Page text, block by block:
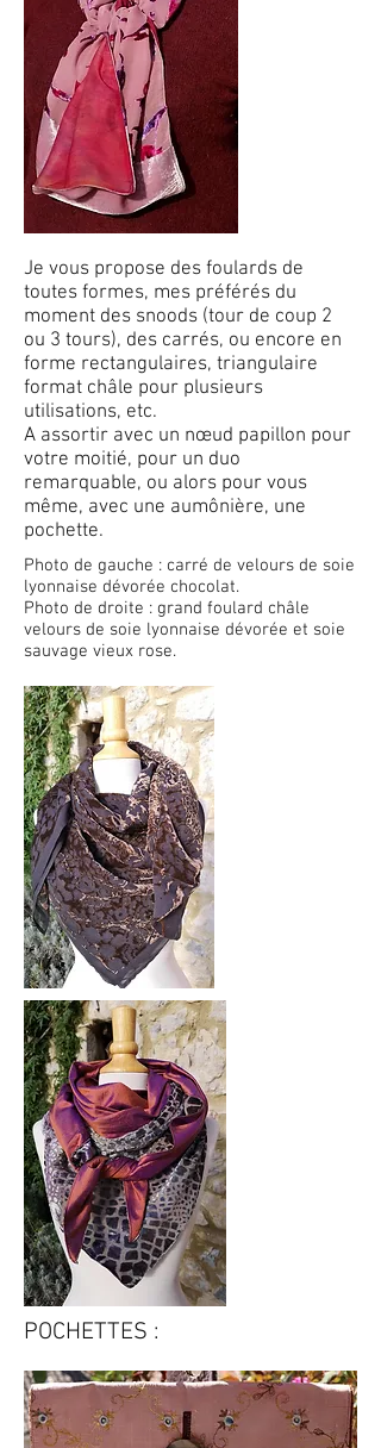
Je vous propose des foulards de
toutes formes, mes préférés du
moment des snoods (tour de coup 2
ou 3 tours), des carrés, ou encore en
forme rectangulaires, triangulaire
format châle pour plusieurs
utilisations, etc.
A assortir avec un nœud papillon pour
votre moitié, pour un duo
remarquable, ou alors pour vous
même, avec une aumônière, une
pochette.
Photo de gauche : carré de velours de soie
lyonnaise dévorée chocolat.
Photo de droite : grand foulard châle
velours de soie lyonnaise dévorée et soie
sauvage vieux rose.
POCHETTES :